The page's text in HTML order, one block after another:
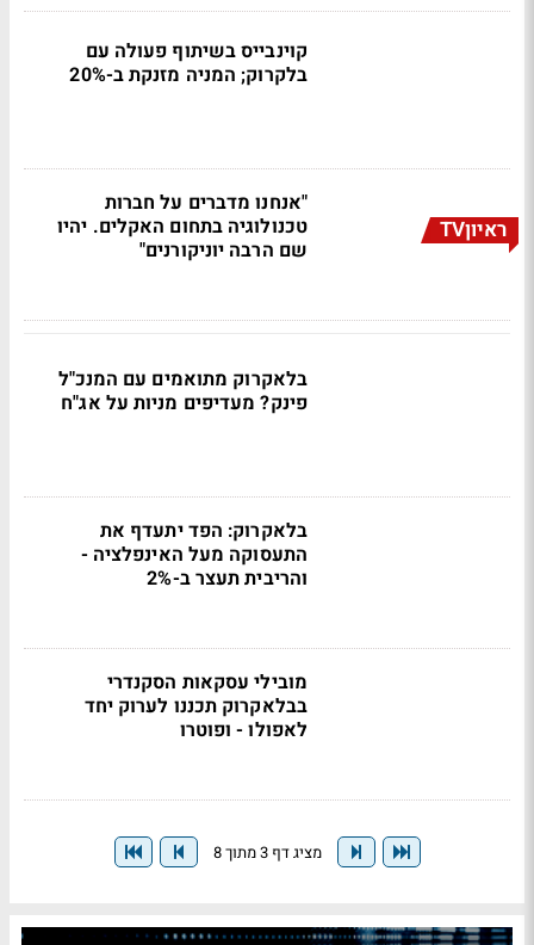
קוינבייס בשיתוף פעולה עם
בלקרוק; המניה מזנקת ב-20%
ראיוןTV
"אנחנו מדברים על חברות
טכנולוגיה בתחום האקלים. יהיו
שם הרבה יוניקורנים"
בלאקרוק מתואמים עם המנכ"ל
פינק? מעדיפים מניות על אג"ח
בלאקרוק: הפד יתעדף את
התעסוקה מעל האינפלציה -
והריבית תעצר ב-2%
מובילי עסקאות הסקנדרי
בבלאקרוק תכננו לערוק יחד
לאפולו - ופוטרו
מציג דף 3 מתוך 8